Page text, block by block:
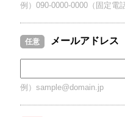
例）090-0000-0000（固定電
任意 メールアドレス
例）sample@domain.jp